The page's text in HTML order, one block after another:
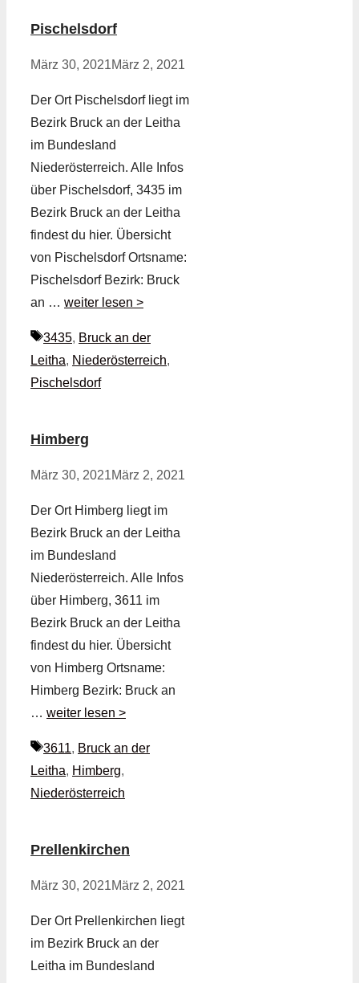
Pischelsdorf
März 30, 2021März 2, 2021
Der Ort Pischelsdorf liegt im
Bezirk Bruck an der Leitha
im Bundesland
Niederösterreich. Alle Infos
über Pischelsdorf, 3435 im
Bezirk Bruck an der Leitha
findest du hier. Übersicht
von Pischelsdorf Ortsname:
Pischelsdorf Bezirk: Bruck
an … weiter lesen >
Schlagwörter
3435, Bruck an der
Leitha, Niederösterreich,
Pischelsdorf
Himberg
März 30, 2021März 2, 2021
Der Ort Himberg liegt im
Bezirk Bruck an der Leitha
im Bundesland
Niederösterreich. Alle Infos
über Himberg, 3611 im
Bezirk Bruck an der Leitha
findest du hier. Übersicht
von Himberg Ortsname:
Himberg Bezirk: Bruck an
… weiter lesen >
Schlagwörter
3611, Bruck an der
Leitha, Himberg,
Niederösterreich
Prellenkirchen
März 30, 2021März 2, 2021
Der Ort Prellenkirchen liegt
im Bezirk Bruck an der
Leitha im Bundesland